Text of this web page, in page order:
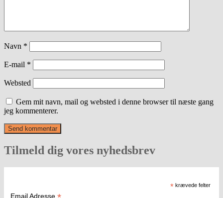
Navn *
E-mail *
Websted
Gem mit navn, mail og websted i denne browser til næste gang
jeg kommenterer.
Tilmeld dig vores nyhedsbrev
* krævede felter
Email Adresse